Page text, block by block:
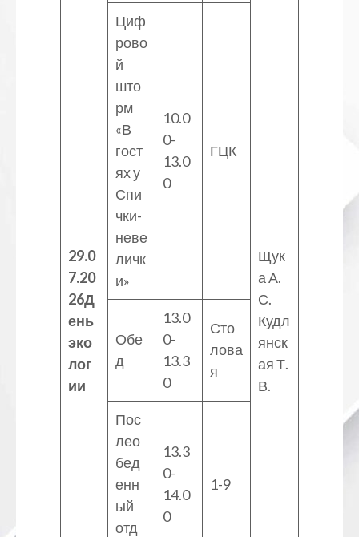
29.0
7.20
26Д
ень
эко
лог
ии
Щук
а А.
С.
Кудл
янск
ая Т.
В.
Циф
рово
й
што
рм
«В
гост
ях у
Спи
чки-
неве
личк
и»
10.0
0-
13.0
0
ГЦК
Обе
д
13.0
0-
13.3
0
Сто
лова
я
Пос
лео
бед
енн
ый
отд
13.3
0-
14.0
0
1-9